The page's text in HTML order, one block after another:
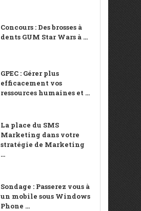
Concours : Des brosses à
dents GUM Star Wars à ...
GPEC : Gérer plus
efficacement vos
ressources humaines et ...
La place du SMS
Marketing dans votre
stratégie de Marketing
...
Sondage : Passerez vous à
un mobile sous Windows
Phone ...